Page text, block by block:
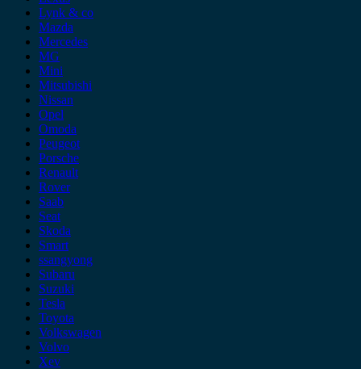
Lynk & co
Mazda
Mercedes
MG
Mini
Mitsubishi
Nissan
Opel
Omoda
Peugeot
Porsche
Renault
Rover
Saab
Seat
Skoda
Smart
ssangyong
Subaru
Suzuki
Tesla
Toyota
Volkswagen
Volvo
Xev